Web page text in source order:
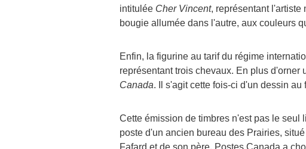
intitulée Cher Vincent, représentant l'artiste
bougie allumée dans l'autre, aux couleurs
Enfin, la figurine au tarif du régime
représentant trois chevaux. En plus
Canada. Il s'agit cette fois-ci d'un dessin
Cette émission de timbres n'est pas le seul
poste d'un ancien bureau des Prairies,
Fafard et de son père, Postes Canada a